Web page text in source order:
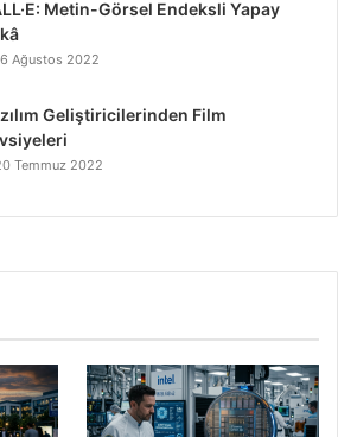
Metin-Görsel Endeksli Yapay
Ağustos 2022
Geliştiricilerinden Film
Temmuz 2022